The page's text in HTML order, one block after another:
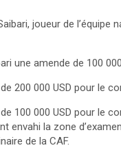
joueur de
une amende de 100 000
de 200 000 USD pour
de 100 000 USD pour le
envahi la zone
de la CAF.